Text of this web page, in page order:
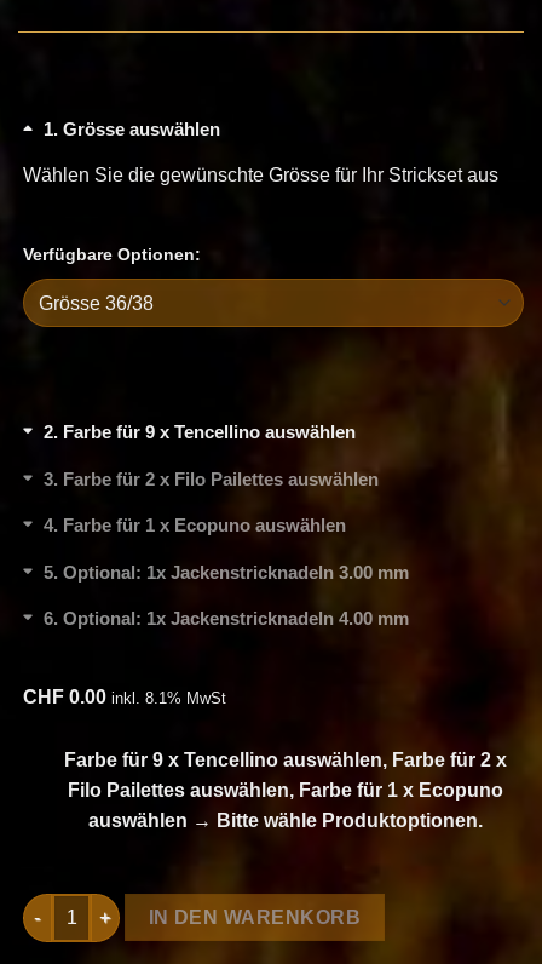
1 Grösse auswählen
Wählen Sie die gewünschte Grösse für Ihr Strickset aus
Verfügbare Optionen:
2 Farbe für 9 x Tencellino auswählen
3 Farbe für 2 x Filo Pailettes auswählen
4 Farbe für 1 x Ecopuno auswählen
5 Optional: 1x Jackenstricknadeln 3.00 mm
6 Optional: 1x Jackenstricknadeln 4.00 mm
CHF 0.00 inkl. 8.1% MwSt
Farbe für 9 x Tencellino auswählen, Farbe für 2 x
Filo Pailettes auswählen, Farbe für 1 x Ecopuno
auswählen → Bitte wähle Produktoptionen.
Strickset Cardigan Mit ärmelrüschen aus Tencellino, Filo
IN DEN WARENKORB